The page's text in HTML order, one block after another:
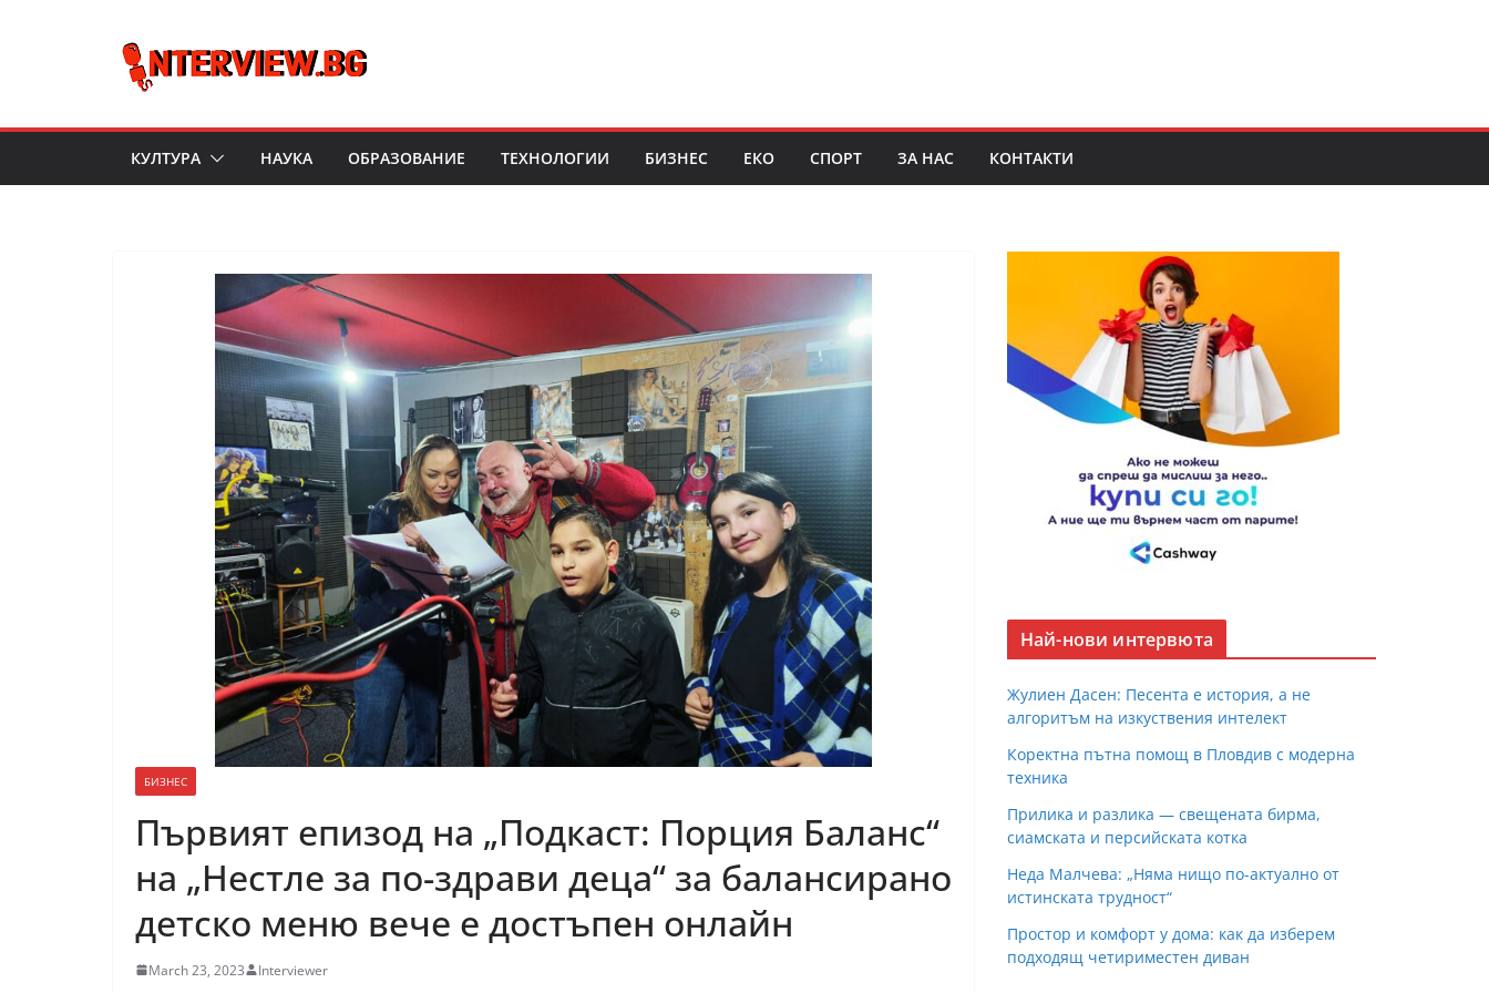
КУЛТУРА НАУКА ОБРАЗОВАНИЕ ТЕХНОЛОГИИ БИЗНЕС ЕКО СПОРТ ЗА НАС КОНТАКТИ
БИЗНЕС
Първият епизод на „Подкаст: Порция Баланс“
на „Нестле за по-здрави деца“ за балансирано
детско меню вече е достъпен онлайн
March 23, 2023 Interviewer
Най-нови интервюта
Жулиен Дасен: Песента е история, а не
алгоритъм на изкуствения интелект
Коректна пътна помощ в Пловдив с модерна
техника
Прилика и разлика — свещената бирма,
сиамската и персийската котка
Неда Малчева: „Няма нищо по-актуално от
истинската трудност“
Простор и комфорт у дома: как да изберем
подходящ четириместен диван